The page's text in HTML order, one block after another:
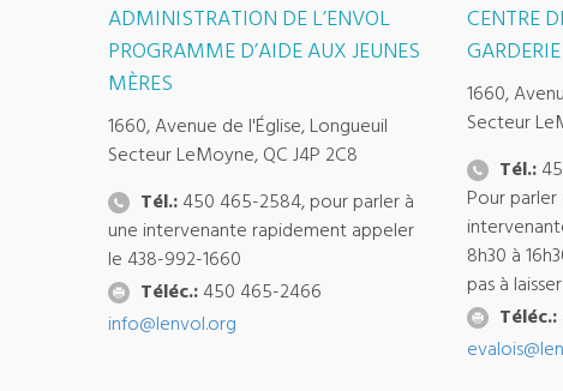
ADMINISTRATION DE L’ENVOL
PROGRAMME D’AIDE AUX JEUNES
MÈRES
1660, Avenue de l'Église, Longueuil
Secteur LeMoyne, QC J4P 2C8
Tél.: 450 465-2584, pour parler à
une intervenante rapidement appeler
le 438-992-1660
Téléc.: 450 465-2466
info@lenvol.org
CENTRE
1660,
Secteur
Tél.:
Pour
8h30 à
pas à
Téléc.: